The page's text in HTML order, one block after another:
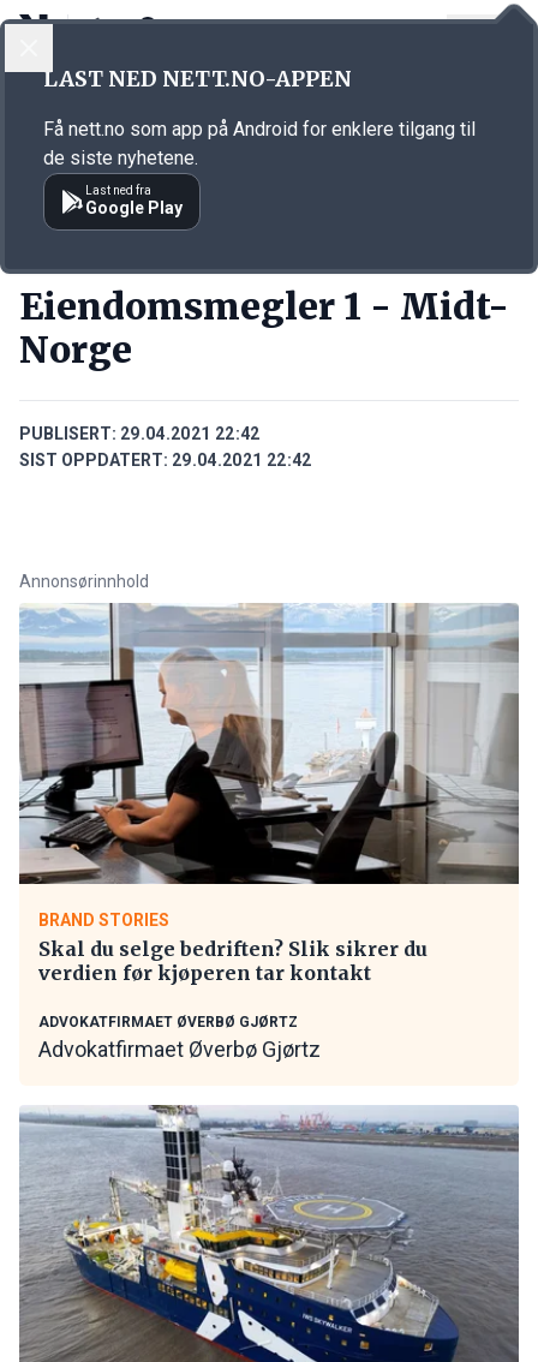
Annonsørinnhold
Eiendomsmegler 1 - Midt-
Norge
PUBLISERT: 29.04.2021 22:42
SIST OPPDATERT: 29.04.2021 22:42
Annonsørinnhold
BRAND STORIES
Skal du selge bedriften? Slik sikrer du
verdien før kjøperen tar kontakt
ADVOKATFIRMAET ØVERBØ GJØRTZ
Advokatfirmaet Øverbø Gjørtz
LAST NED NETT.NO-APPEN
Få nett.no som app på Android for enklere tilgang til
de siste nyhetene.
Last ned fra
Google Play